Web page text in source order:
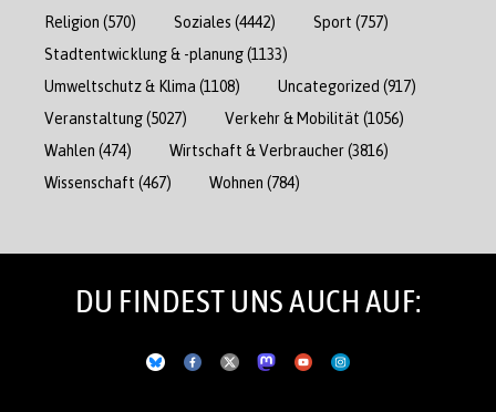
Religion (570) Soziales (4442) Sport (757)
Stadtentwicklung & -planung(1133)
Umweltschutz & Klima (1108) Uncategorized (917)
Veranstaltung(5027) Verkehr & Mobilität (1056)
Wahlen (474) Wirtschaft & Verbraucher(3816)
Wissenschaft (467) Wohnen (784)
DU FINDEST UNS AUCH AUF: